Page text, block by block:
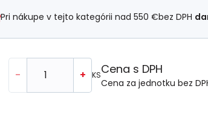
Pri nákupe v tejto kategórii nad 550 €bez DPH
- + KS
Cena za jednotku bez
Cena s DPH